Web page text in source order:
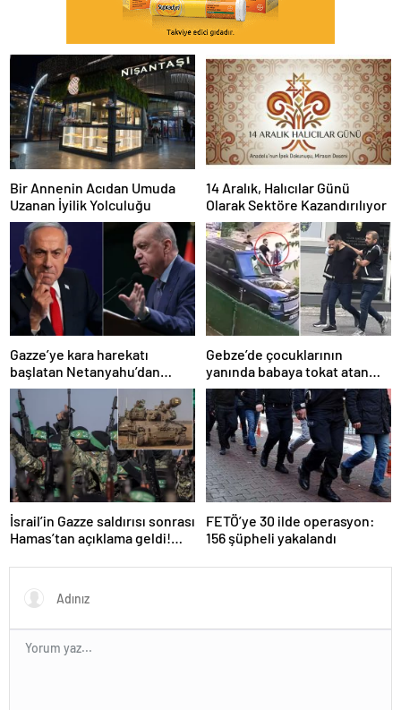
Bir Annenin Acıdan Umuda
Uzanan İyilik Yolculuğu
14 Aralık, Halıcılar Günü
Olarak Sektöre Kazandırılıyor
Gazze’ye kara harekatı
başlatan Netanyahu’dan
Erdoğan’a küstah sözler
Gebze’de çocuklarının
yanında babaya tokat atan
sürücü tutuklandı
İsrail’in Gazze saldırısı sonrası
Hamas’tan açıklama geldi!
FETÖ’ye 30 ilde operasyon:
156 şüpheli yakalandı